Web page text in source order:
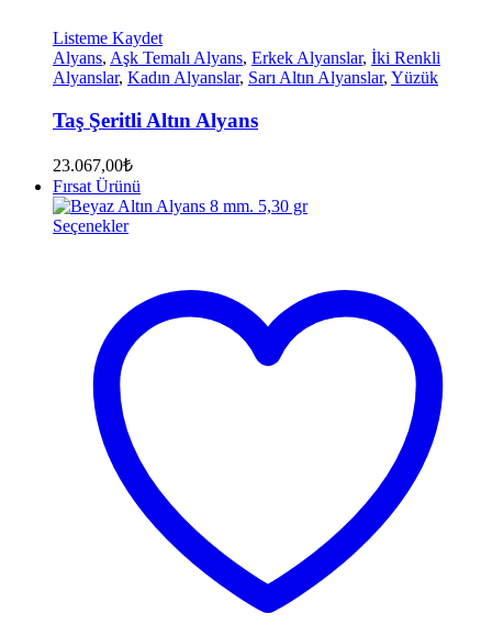
Listeme Kaydet
Alyans, Aşk Temalı Alyans, Erkek Alyanslar, İki Renkli
Alyanslar, Kadın Alyanslar, Sarı Altın Alyanslar, Yüzük
Taş Şeritli Altın Alyans
23.067,00₺
Fırsat Ürünü
Seçenekler